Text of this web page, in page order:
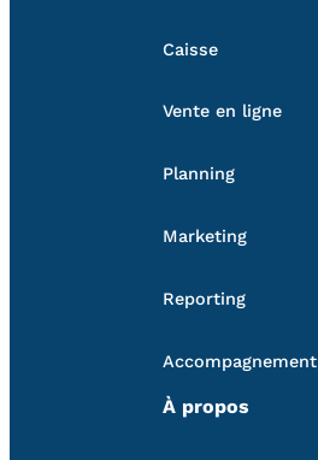
Caisse
Vente en ligne
Planning
Marketing
Reporting
Accompagnement
À propos